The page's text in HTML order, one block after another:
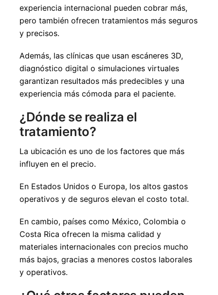
experiencia internacional pueden cobrar más,
pero también ofrecen tratamientos más seguros
y precisos.
Además, las clínicas que usan escáneres 3D,
diagnóstico digital o simulaciones virtuales
garantizan resultados más predecibles y una
experiencia más cómoda para el paciente.
¿Dónde se realiza el
tratamiento?
La ubicación es uno de los factores que más
influyen en el precio.
En Estados Unidos o Europa, los altos gastos
operativos y de seguros elevan el costo total.
En cambio, países como México, Colombia o
Costa Rica ofrecen la misma calidad y
materiales internacionales con precios mucho
más bajos, gracias a menores costos laborales
y operativos.